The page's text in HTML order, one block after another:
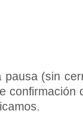
(sin
confirmación